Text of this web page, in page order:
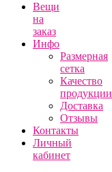
Вещи
на
заказ
Инфо
Размерная
сетка
Качество
продукции
Доставка
Отзывы
Контакты
Личный
кабинет